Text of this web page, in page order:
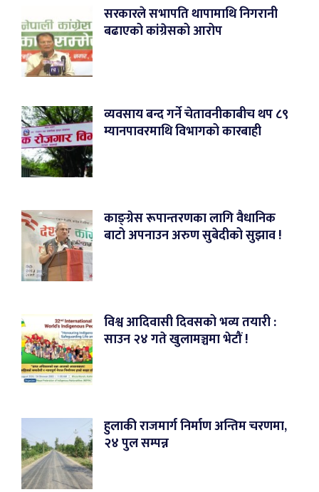
सरकारले सभापति थापामाथि निगरानी
बढाएको कांग्रेसको आरोप
व्यवसाय बन्द गर्ने चेतावनीकाबीच थप ८९
म्यानपावरमाथि विभागको कारबाही
काङ्ग्रेस रूपान्तरणका लागि वैधानिक
बाटो अपनाउन अरुण सुबेदीको सुझाव !
विश्व आदिवासी दिवसको भव्य तयारी :
साउन २४ गते खुलामञ्चमा भेटौं !
हुलाकी राजमार्ग निर्माण अन्तिम चरणमा,
२४ पुल सम्पन्न